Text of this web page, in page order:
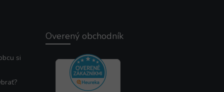
si
Overený obchodník